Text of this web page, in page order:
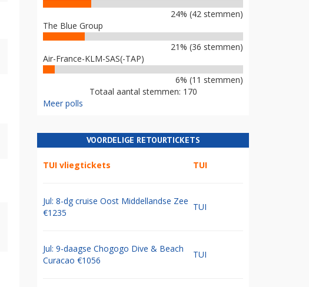
24% (42 stemmen)
The Blue Group
21% (36 stemmen)
Air-France-KLM-SAS(-TAP)
6% (11 stemmen)
Totaal aantal stemmen: 170
Meer polls
VOORDELIGE RETOURTICKETS
TUI vliegtickets TUI
Jul: 8-dg cruise Oost Middellandse Zee
€1235
TUI
Jul: 9-daagse Chogogo Dive & Beach
Curacao €1056
TUI